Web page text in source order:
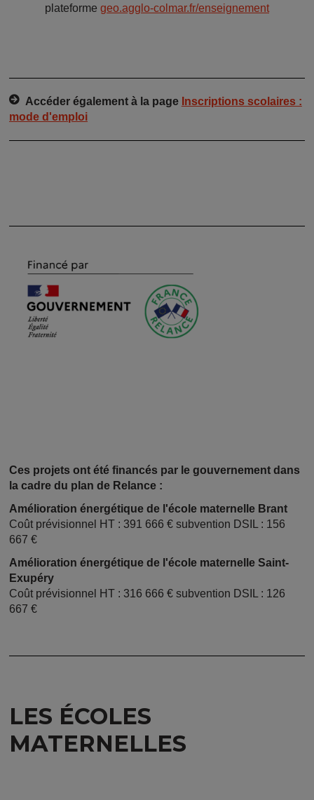
plateforme geo.agglo-colmar.fr/enseignement
Accéder également à la page Inscriptions scolaires :
mode d'emploi
Ces projets ont été financés par le gouvernement dans
la cadre du plan de Relance :
Amélioration énergétique de l'école maternelle Brant
Coût prévisionnel HT : 391 666 € subvention DSIL : 156
667 €
Amélioration énergétique de l'école maternelle Saint-
Exupéry
Coût prévisionnel HT : 316 666 € subvention DSIL : 126
667 €
LES ÉCOLES
MATERNELLES